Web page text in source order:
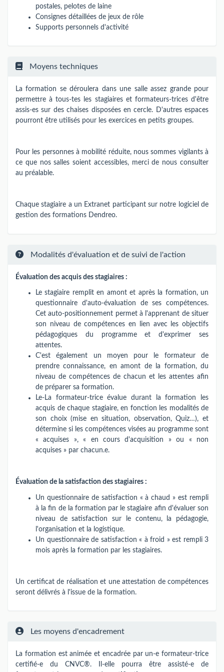
postales, pelotes de laine
Consignes détaillées de jeux de rôle
Supports personnels d'activité
Moyens techniques
La formation se déroulera dans une salle assez grande pour
permettre à tous-tes les stagiaires et formateurs-trices d'être
assis-es sur des chaises disposées en cercle. D'autres espaces
pourront être utilisés pour les exercices en petits groupes.
Pour les personnes à mobilité réduite, nous sommes vigilants à
ce que nos salles soient accessibles, merci de nous consulter
au préalable.
Chaque stagiaire a un Extranet participant sur notre logiciel de
gestion des formations Dendreo.
Modalités d'évaluation et de suivi de l'action
Évaluation des acquis des stagiaires :
Le stagiaire remplit en amont et après la formation, un
questionnaire d'auto-évaluation de ses compétences.
Cet auto-positionnement permet à l'apprenant de situer
son niveau de compétences en lien avec les objectifs
pédagogiques du programme et d'exprimer ses
attentes.
C'est également un moyen pour le formateur de
prendre connaissance, en amont de la formation, du
niveau de compétences de chacun et les attentes afin
de préparer sa formation.
Le-La formateur-trice évalue durant la formation les
acquis de chaque stagiaire, en fonction les modalités de
son choix (mise en situation, observation, Quiz…), et
détermine si les compétences visées au programme sont
« acquises », « en cours d'acquisition » ou « non
acquises » par chacun.e.
Évaluation de la satisfaction des stagiaires :
Un questionnaire de satisfaction « à chaud » est rempli
à la fin de la formation par le stagiaire afin d'évaluer son
niveau de satisfaction sur le contenu, la pédagogie,
l'organisation et la logistique.
Un questionnaire de satisfaction « à froid » est rempli 3
mois après la formation par les stagiaires.
Un certificat de réalisation et une attestation de compétences
seront délivrés à l'issue de la formation.
Les moyens d'encadrement
La formation est animée et encadrée par un-e formateur-trice
certifié-e du CNVC®. Il-elle pourra être assisté-e de